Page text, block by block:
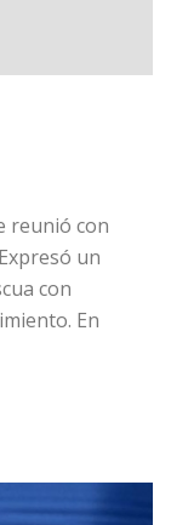
reunió con
un
con
En